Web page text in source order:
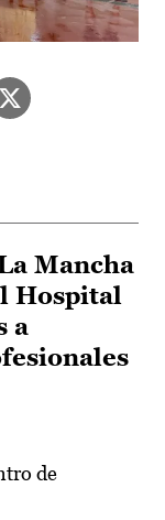
Mancha
Hospital
a
de